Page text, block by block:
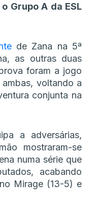
Grupo A da ESL
de Zana na 5ª
as outras duas
foram a jogo
voltando a
conjunta na
a adversárias,
mostraram-se
numa série que
acabando
Mirage (13-5) e